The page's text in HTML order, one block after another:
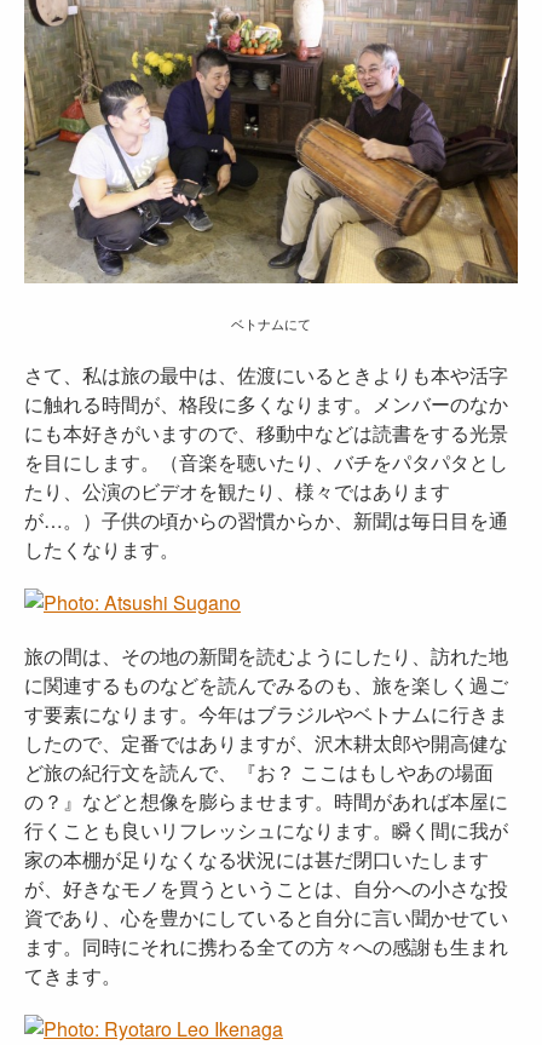
ベトナムにて
さて、私は旅の最中は、佐渡にいるときよりも本や活字
に触れる時間が、格段に多くなります。メンバーのなか
にも本好きがいますので、移動中などは読書をする光景
を目にします。（音楽を聴いたり、バチをパタパタとし
たり、公演のビデオを観たり、様々ではあります
が…。）子供の頃からの習慣からか、新聞は毎日目を通
したくなります。
旅の間は、その地の新聞を読むようにしたり、訪れた地
に関連するものなどを読んでみるのも、旅を楽しく過ご
す要素になります。今年はブラジルやベトナムに行きま
したので、定番ではありますが、沢木耕太郎や開高健な
ど旅の紀行文を読んで、『お？ ここはもしやあの場面
の？』などと想像を膨らませます。時間があれば本屋に
行くことも良いリフレッシュになります。瞬く間に我が
家の本棚が足りなくなる状況には甚だ閉口いたします
が、好きなモノを買うということは、自分への小さな投
資であり、心を豊かにしていると自分に言い聞かせてい
ます。同時にそれに携わる全ての方々への感謝も生まれ
てきます。